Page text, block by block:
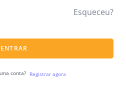
Esqueceu?
ENTRAR
conta? Registrar agora